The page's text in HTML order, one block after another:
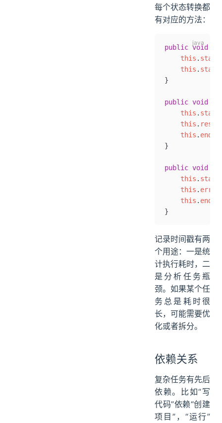
每个状态转换都
有对应的方法：
public void
    this
.
    this
.
}
public void
    this
.
    this
.
    this
.
}
public void
    this
.
    this
. error
    this
.
}
记录时间戳有两
个用途：一是统
计执行耗时，二
是分析任务瓶
颈。如果某个任
务总是耗时很
长，可能需要优
化或者拆分。
依赖关系
复杂任务有先后
依赖。比如“写
代码”依赖“创建
项目”，“运行”